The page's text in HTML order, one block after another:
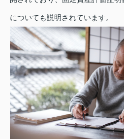
についても説明されています。